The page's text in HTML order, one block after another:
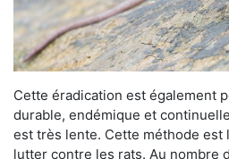
Cette éradication est également
durable, endémique et
est très lente. Cette méthode est
lutter contre les rats. Au nombre